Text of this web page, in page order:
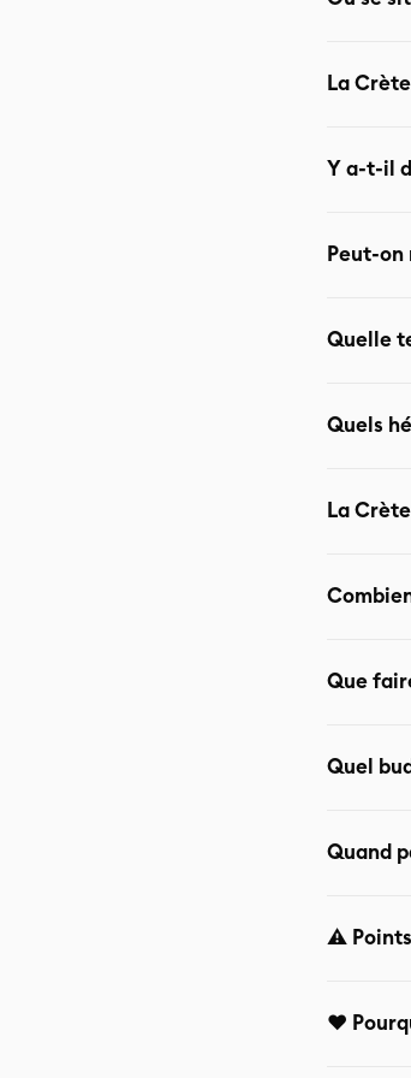
La Crète
La
La Crète
Y a-t-il
Il n’y a
Peut-on
Il
Quelle
Tenue
Quels
Options
La
Oui, très
5 à 7
Que
Plages
Quel
Mai –
⚠️
Anticiper
❤️